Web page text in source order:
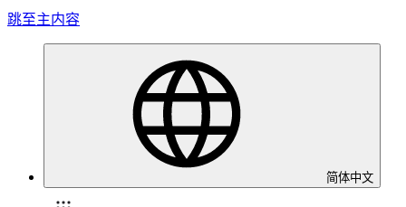
跳至主内容
简体中文